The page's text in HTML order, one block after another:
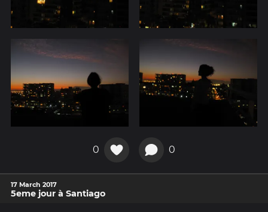
0 0
17 March 2017
5eme jour à Santiago